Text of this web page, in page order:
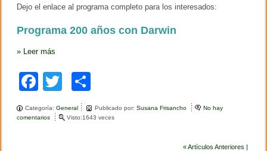
c
v
o
?
d
F
e
Dejo el enlace al programa completo para los interesados:
Programa 200 años con Darwin
» Leer más
F
a
c
wi
tt
o
m
Categoría:General Publicado por:Susana Frisancho
No hay
comentarios
Visto:1643 veces
« Artículos Anteriores |